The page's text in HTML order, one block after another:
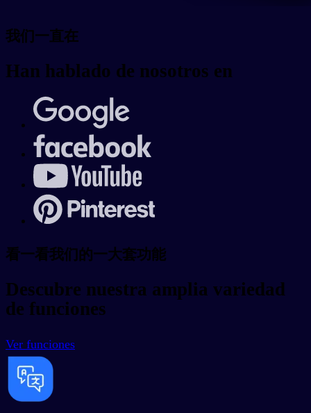
我们一直在
Han hablado de nosotros en
看一看我们的一大套功能
Descubre nuestra amplia variedad
de funciones
Ver funciones